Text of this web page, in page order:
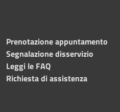
Prenotazione appuntamento
Segnalazione disservizio
Leggi le FAQ
Richiesta di assistenza